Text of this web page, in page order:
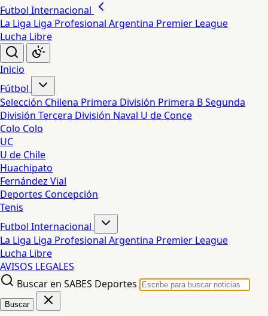
Futbol Internacional
La Liga Liga Profesional Argentina Premier League
Lucha Libre
Inicio
Fútbol
Selección Chilena Primera División Primera BSegunda
División Tercera División Naval U de Conce
Colo Colo
UC
U de Chile
Huachipato
Fernández Vial
Deportes Concepción
Tenis
Futbol Internacional
La Liga Liga Profesional Argentina Premier League
Lucha Libre
AVISOS LEGALES
Buscar en SABES Deportes
Buscar